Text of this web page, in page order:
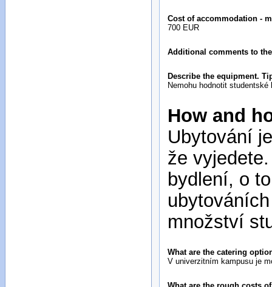
Cost of accommodation -
700 EUR
Additional comments to
Describe the equipment.
Nemohu hodnotit
How and
Ubytování
že
bydlení, o
množství
What are the catering
V univerzitním kampusu je